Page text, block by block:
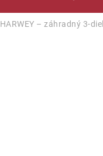
HARWEY – záhradný 3-